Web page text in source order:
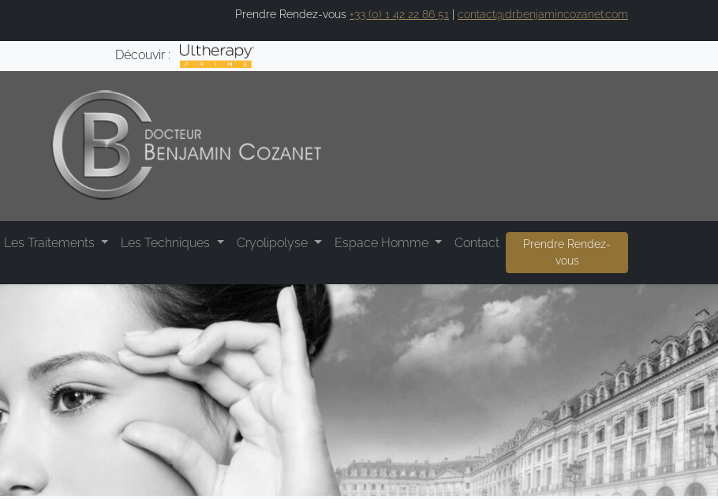
Prendre Rendez-vous +33 (0) 1 42 22 86 51 contact@drbenjamincozanet.com
Découvir :
Les Traitements Les Techniques Cryolipolyse Espace Homme Contact
Prendre Rendez-
vous